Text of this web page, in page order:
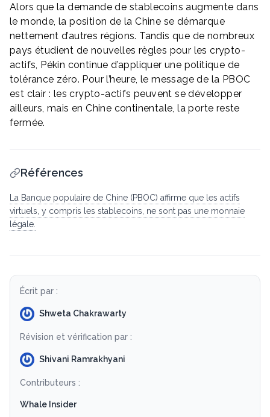
Alors que la demande de stablecoins augmente dans
le monde, la position de la Chine se démarque
nettement d’autres régions. Tandis que de nombreux
pays étudient de nouvelles règles pour les crypto-
actifs, Pékin continue d’appliquer une politique de
tolérance zéro. Pour l’heure, le message de la PBOC
est clair : les crypto-actifs peuvent se développer
ailleurs, mais en Chine continentale, la porte reste
fermée.
Références
La Banque populaire de Chine (PBOC) affirme que les actifs
virtuels, y compris les stablecoins, ne sont pas une monnaie
légale.
Écrit par :
Shweta Chakrawarty
Révision et vérification par :
Shivani Ramrakhyani
Contributeurs :
Whale Insider